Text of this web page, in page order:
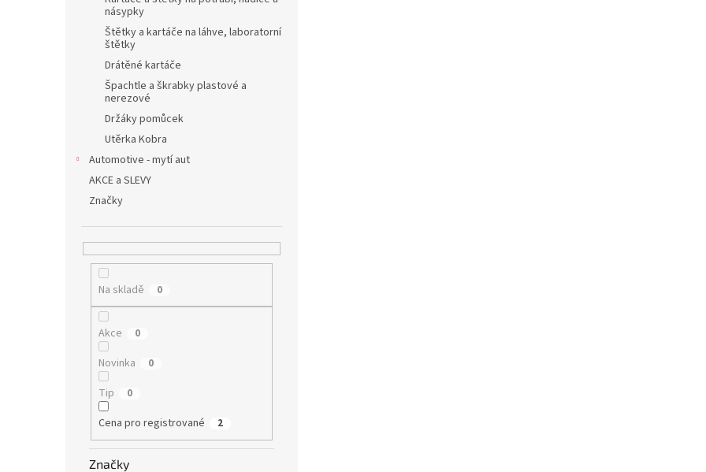
násypky
Štětky a kartáče na láhve, laboratorní
štětky
Drátěné kartáče
Špachtle a škrabky plastové a
nerezové
Držáky pomůcek
Utěrka Kobra
Automotive - mytí aut
AKCE a SLEVY
Značky
Na skladě 0
Akce 0
Novinka 0
Tip 0
Cena pro registrované 2
Značky